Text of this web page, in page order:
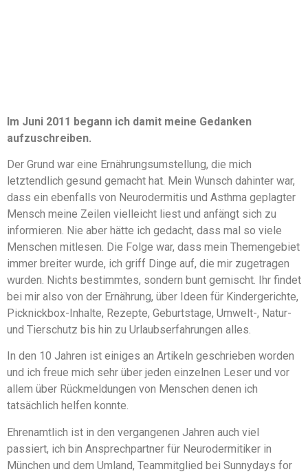
Im Juni 2011 begann ich damit meine Gedanken
aufzuschreiben.
Der Grund war eine Ernährungsumstellung, die mich
letztendlich gesund gemacht hat. Mein Wunsch dahinter war,
dass ein ebenfalls von Neurodermitis und Asthma geplagter
Mensch meine Zeilen vielleicht liest und anfängt sich zu
informieren. Nie aber hätte ich gedacht, dass mal so viele
Menschen mitlesen. Die Folge war, dass mein Themengebiet
immer breiter wurde, ich griff Dinge auf, die mir zugetragen
wurden. Nichts bestimmtes, sondern bunt gemischt. Ihr findet
bei mir also von der Ernährung, über Ideen für Kindergerichte,
Picknickbox-Inhalte, Rezepte, Geburtstage, Umwelt-, Natur-
und Tierschutz bis hin zu Urlaubserfahrungen alles.
In den 10 Jahren ist einiges an Artikeln geschrieben worden
und ich freue mich sehr über jeden einzelnen Leser und vor
allem über Rückmeldungen von Menschen denen ich
tatsächlich helfen konnte.
Ehrenamtlich ist in den vergangenen Jahren auch viel
passiert, ich bin Ansprechpartner für Neurodermitiker in
München und dem Umland, Teammitglied bei Sunnydays for